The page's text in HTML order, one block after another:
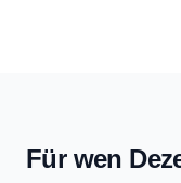
Für wen